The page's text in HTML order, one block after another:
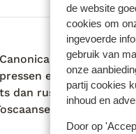
de website
cookies om
ingevoerde
gebruik van
onze
partij cookies
inhoud en
Door op
wie hier rondgelopen
ieder geval zeker
di Cortine.
en het
dan rust. Wie het
maaltijd te